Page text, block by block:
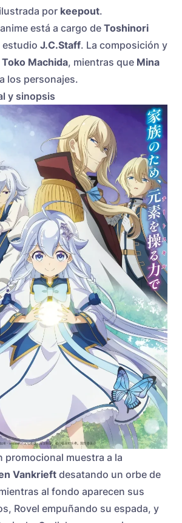
por keepout.
está a cargo de Toshinori
estudio J.C.Staff. La composición y
Toko Machida, mientras que Mina
los personajes.
y sinopsis
promocional muestra a la
Vankrieft desatando un orbe de
al fondo aparecen sus
Rovel empuñando su espada, y